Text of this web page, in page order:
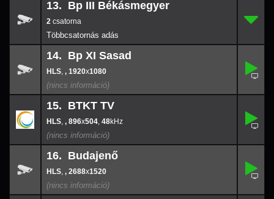
13.
13. Bp III Békásmegyer
2
14.
14. Bp XI Sasad
, , 1920x1080
,
1920x
15.
15. BTKT TV
, , 896x504, 48 x504
16.
16. Budajenő
, , 2688x1520
,
2688x